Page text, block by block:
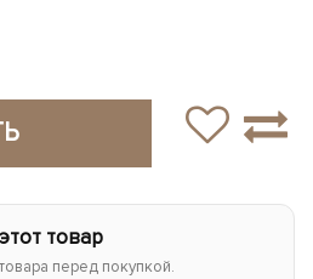
товар
перед покупкой.